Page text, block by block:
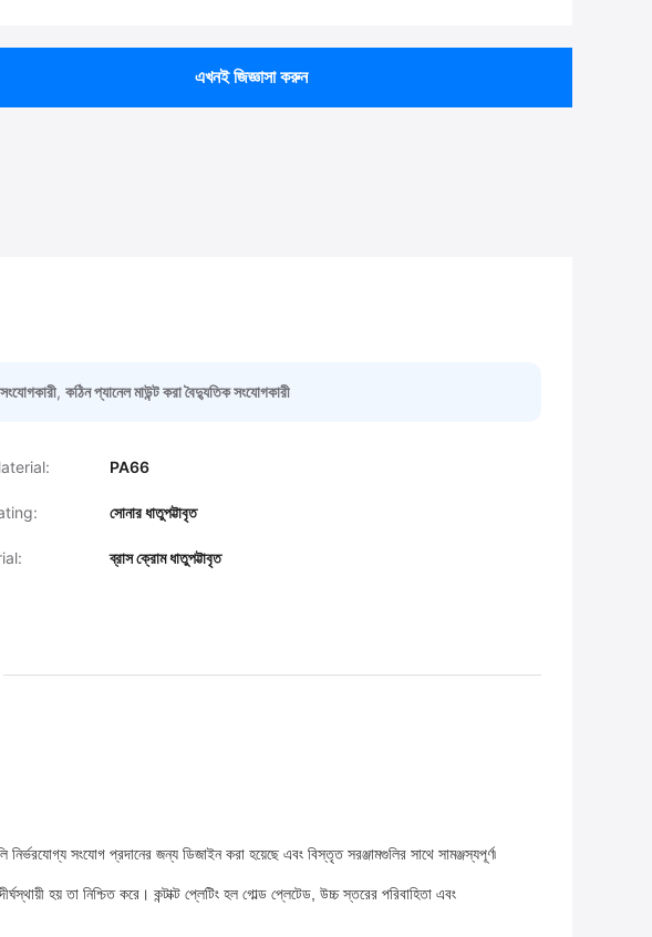
এখনই জিজ্ঞাসা করুন
, কঠিন প্যানেল মাউন্ট করা বৈদ্যুতিক সংযোগকারী
PA66
সোনার ধাতুপট্টাবৃত
ব্রাস ক্রোম ধাতুপট্টাবৃত
সংযোগ প্রদানের জন্য ডিজাইন করা হয়েছে এবং বিস্তৃত সরঞ্জামগুলির সাথে সামঞ্জস্যপূর্ণ৷
হয় তা নিশ্চিত করে। কন্টাক্ট প্লেটিং হল গোল্ড প্লেটেড, উচ্চ স্তরের পরিবাহিতা এবং